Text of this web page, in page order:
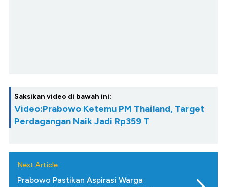
Saksikan video di bawah ini:
Video:Prabowo Ketemu PM Thailand, Target
Perdagangan Naik Jadi Rp359 T
Next Article
Prabowo Pastikan Aspirasi Warga